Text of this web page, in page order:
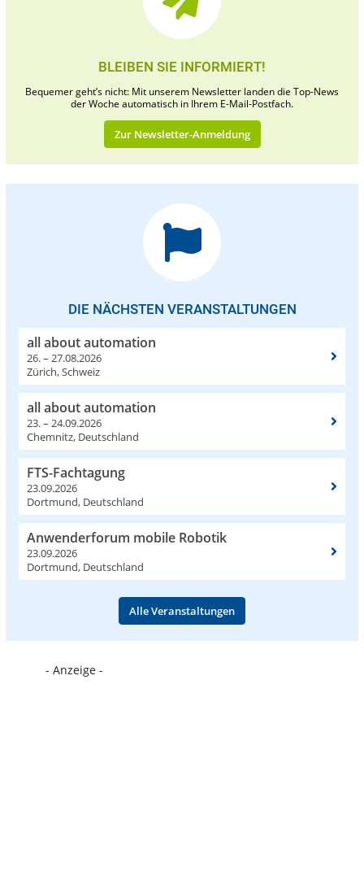
BLEIBEN SIE INFORMIERT!
Bequemer geht’s nicht: Mit unserem Newsletter landen die Top-News
der Woche automatisch in Ihrem E-Mail-Postfach.
Zur Newsletter-Anmeldung
DIE NÄCHSTEN VERANSTALTUNGEN
all about automation
26. – 27.08.2026
Zürich, Schweiz
all about automation
23. – 24.09.2026
Chemnitz, Deutschland
FTS-Fachtagung
23.09.2026
Dortmund, Deutschland
Anwenderforum mobile Robotik
23.09.2026
Dortmund, Deutschland
Alle Veranstaltungen
- Anzeige -